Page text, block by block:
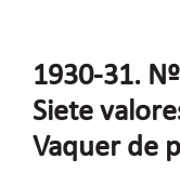
1930-31.
Siete
Vaquer de